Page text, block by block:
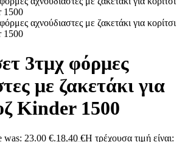
3τμχ φόρμες
με ζακετάκι για
Kinder 1500
was: 23.00 €.18.40 €Η τρέχουσα τιμή είναι: